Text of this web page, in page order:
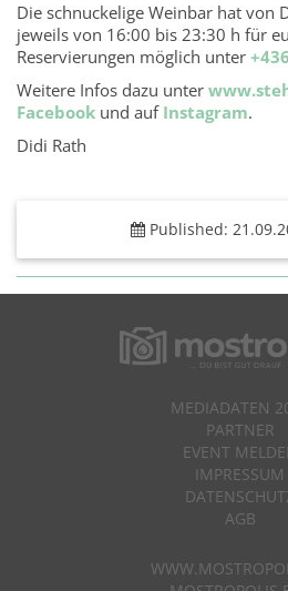
Die schnuckelige Weinbar hat von
jeweils von 16:00 bis 23:30 h für
Reservierungen möglich unter
Weitere Infos dazu unter
Facebook und auf Instagram.
Didi Rath
Published:
MEDIADATEN
PARTNER
EVENT
IMPRESSUM
AGB